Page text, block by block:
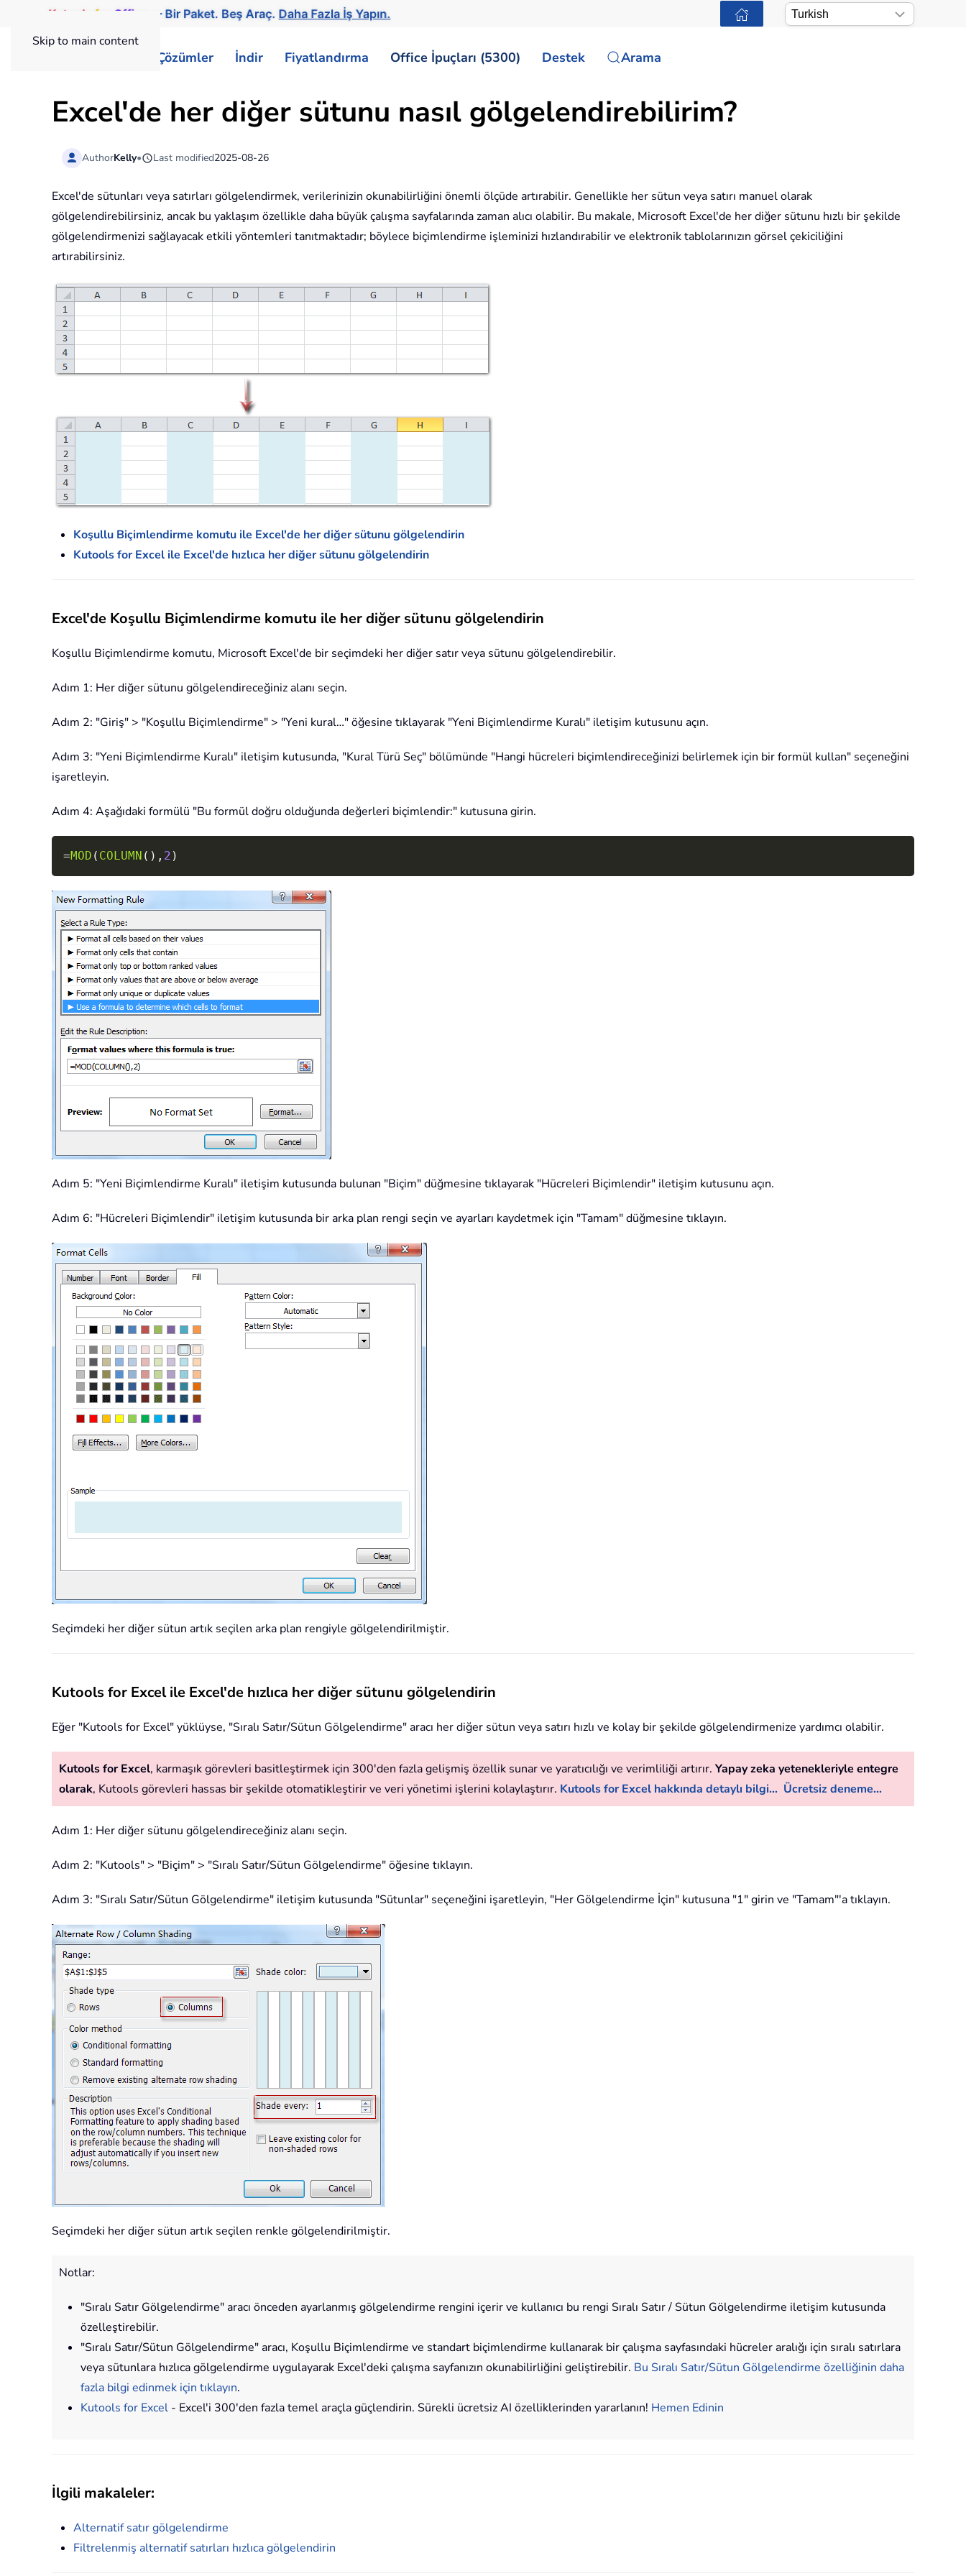
Skip to main content
Kutools for Office — Bir Paket. Beş Araç.Daha Fazla İş Yapın.
Çözümler İndir Fiyatlandırma Office İpuçları (5300) Destek Arama
Excel'de her diğer sütunu nasıl gölgelendirebilirim?
AuthorKelly• Last modified2025-08-26
Excel'de sütunları veya satırları gölgelendirmek, verilerinizin okunabilirliğini önemli ölçüde artırabilir. Genellikle her sütun veya satırı manuel olarak
gölgelendirebilirsiniz, ancak bu yaklaşım özellikle daha büyük çalışma sayfalarında zaman alıcı olabilir. Bu makale, Microsoft Excel'de her diğer sütunu hızlı bir şekilde
gölgelendirmenizi sağlayacak etkili yöntemleri tanıtmaktadır; böylece biçimlendirme işleminizi hızlandırabilir ve elektronik tablolarınızın görsel çekiciliğini
artırabilirsiniz.
Koşullu Biçimlendirme komutu ile Excel'de her diğer sütunu gölgelendirin
Kutools for Excel ile Excel'de hızlıca her diğer sütunu gölgelendirin
Excel'de Koşullu Biçimlendirme komutu ile her diğer sütunu gölgelendirin
Koşullu Biçimlendirme komutu, Microsoft Excel'de bir seçimdeki her diğer satır veya sütunu gölgelendirebilir.
Adım 1: Her diğer sütunu gölgelendireceğiniz alanı seçin.
Adım 2: "Giriş" > "Koşullu Biçimlendirme" > "Yeni kural…" öğesine tıklayarak "Yeni Biçimlendirme Kuralı" iletişim kutusunu açın.
Adım 3: "Yeni Biçimlendirme Kuralı" iletişim kutusunda, "Kural Türü Seç" bölümünde "Hangi hücreleri biçimlendireceğinizi belirlemek için bir formül kullan" seçeneğini
işaretleyin.
Adım 4: Aşağıdaki formülü "Bu formül doğru olduğunda değerleri biçimlendir:" kutusuna girin.
=MOD ( COLUMN ( ) , 2 )
Adım 5: "Yeni Biçimlendirme Kuralı" iletişim kutusunda bulunan "Biçim" düğmesine tıklayarak "Hücreleri Biçimlendir" iletişim kutusunu açın.
Adım 6: "Hücreleri Biçimlendir" iletişim kutusunda bir arka plan rengi seçin ve ayarları kaydetmek için "Tamam" düğmesine tıklayın.
Seçimdeki her diğer sütun artık seçilen arka plan rengiyle gölgelendirilmiştir.
Kutools for Excel ile Excel'de hızlıca her diğer sütunu gölgelendirin
Eğer "Kutools for Excel" yüklüyse, "Sıralı Satır/Sütun Gölgelendirme" aracı her diğer sütun veya satırı hızlı ve kolay bir şekilde gölgelendirmenize yardımcı olabilir.
Kutools for Excel, karmaşık görevleri basitleştirmek için 300'den fazla gelişmiş özellik sunar ve yaratıcılığı ve verimliliği artırır. Yapay zeka yetenekleriyle entegre
olarak, Kutools görevleri hassas bir şekilde otomatikleştirir ve veri yönetimi işlerini kolaylaştırır. Kutools for Excel hakkında detaylı bilgi... Ücretsiz deneme...
Adım 1: Her diğer sütunu gölgelendireceğiniz alanı seçin.
Adım 2: "Kutools" > "Biçim" > "Sıralı Satır/Sütun Gölgelendirme" öğesine tıklayın.
Adım 3: "Sıralı Satır/Sütun Gölgelendirme" iletişim kutusunda "Sütunlar" seçeneğini işaretleyin, "Her Gölgelendirme İçin" kutusuna "1" girin ve "Tamam"'a tıklayın.
Seçimdeki her diğer sütun artık seçilen renkle gölgelendirilmiştir.
Notlar:
"Sıralı Satır Gölgelendirme" aracı önceden ayarlanmış gölgelendirme rengini içerir ve kullanıcı bu rengi Sıralı Satır / Sütun Gölgelendirme iletişim kutusunda
özelleştirebilir.
"Sıralı Satır/Sütun Gölgelendirme" aracı, Koşullu Biçimlendirme ve standart biçimlendirme kullanarak bir çalışma sayfasındaki hücreler aralığı için sıralı satırlara
veya sütunlara hızlıca gölgelendirme uygulayarak Excel'deki çalışma sayfanızın okunabilirliğini geliştirebilir. Bu Sıralı Satır/Sütun Gölgelendirme özelliğinin daha
fazla bilgi edinmek için tıklayın.
Kutools for Excel - Excel'i 300'den fazla temel araçla güçlendirin. Sürekli ücretsiz AI özelliklerinden yararlanın! Hemen Edinin
İlgili makaleler:
Alternatif satır gölgelendirme
Filtrelenmiş alternatif satırları hızlıca gölgelendirin